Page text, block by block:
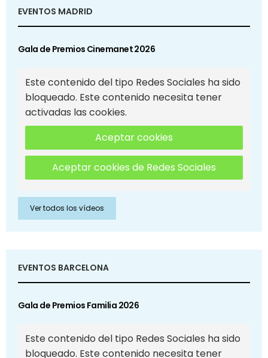
EVENTOS MADRID
Gala de Premios Cinemanet 2026
Este contenido del tipo Redes Sociales ha sido
bloqueado. Este contenido necesita tener
activadas las cookies.
Aceptar cookies
Aceptar cookies de Redes Sociales
Ver todos los vídeos
EVENTOS BARCELONA
Gala de Premios Familia 2026
Este contenido del tipo Redes Sociales ha sido
bloqueado. Este contenido necesita tener